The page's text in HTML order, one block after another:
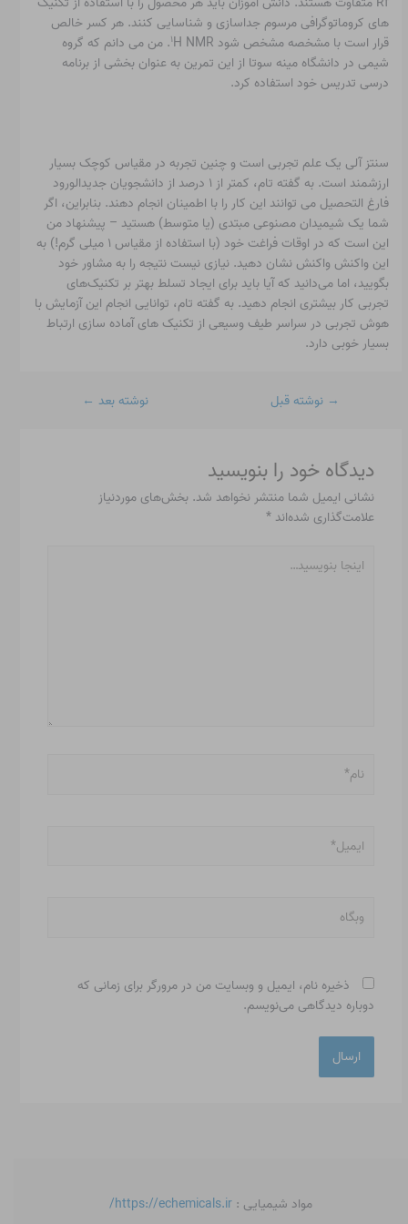
های کروماتوگرافی مرسوم جداسازی و شناسایی کنند. هر کسر خالص
قرار است با مشخصه مشخص شود
۱H NMR. من می دانم که گروه
شیمی در دانشگاه مینه سوتا از این تمرین به عنوان بخشی از برنامه
درسی تدریس خود استفاده کرد.
سنتز آلی یک علم تجربی است و چنین تجربه در مقیاس کوچک بسیار
ارزشمند است. به گفته تام، کمتر از ۱ درصد از دانشجویان جدیدالورود
فارغ التحصیل می توانند این کار را با اطمینان انجام دهند. بنابراین، اگر
شما یک شیمیدان مصنوعی مبتدی (یا متوسط) هستید – پیشنهاد من
این است که در اوقات فراغت خود (با استفاده از مقیاس ۱ میلی گرم!) به
این واکنش واکنش نشان دهید. نیازی نیست نتیجه را به مشاور خود
بگویید، اما می‌دانید که آیا باید برای ایجاد تسلط بهتر بر تکنیک‌های
تجربی کار بیشتری انجام دهید. به گفته تام، توانایی انجام این آزمایش با
هوش تجربی در سراسر طیف وسیعی از تکنیک های آماده سازی ارتباط
بسیار خوبی دارد.
→ نوشته قبل نوشته بعد ←
دیدگاه‌ خود را بنویسید
نشانی ایمیل شما منتشر نخواهد شد. بخش‌های موردنیاز
علامت‌گذاری شده‌اند *
بنویسید…
وبگاه
ذخیره نام، ایمیل و وبسایت من در مرورگر برای زمانی که
دوباره دیدگاهی می‌نویسم.
مواد شیمیایی : https://echemicals.ir/